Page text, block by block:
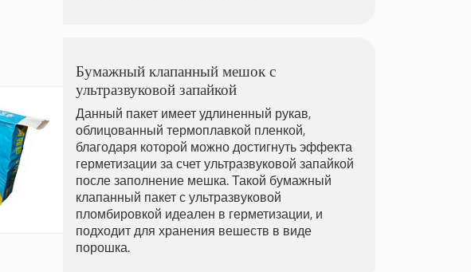
Бумажный клапанный мешок с
ультразвуковой запайкой
Данный пакет имеет удлиненный рукав,
облицованный термоплавкой пленкой,
благодаря которой можно достигнуть эффекта
герметизации за счет ультразвуковой запайкой
после заполнение мешка. Такой бумажный
клапанный пакет с ультразвуковой
пломбировкой идеален в герметизации, и
подходит для хранения вешеств в виде
порошка.